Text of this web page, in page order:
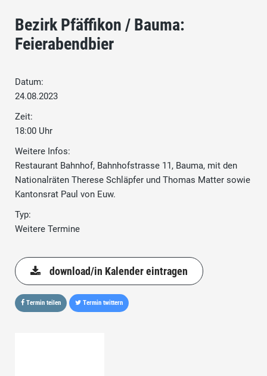
Bezirk Pfäffikon / Bauma:
Feierabendbier
Datum:
24.08.2023
Zeit:
18:00 Uhr
Weitere Infos:
Restaurant Bahnhof, Bahnhofstrasse 11, Bauma, mit den
Nationalräten Therese Schläpfer und Thomas Matter sowie
Kantonsrat Paul von Euw.
Typ:
Weitere Termine
download/in Kalender eintragen
Termin teilen Termin twittern